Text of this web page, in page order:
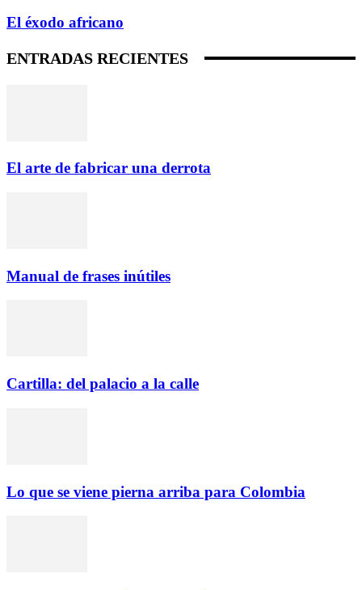
El éxodo africano
ENTRADAS RECIENTES
El arte de fabricar una derrota
Manual de frases inútiles
Cartilla: del palacio a la calle
Lo que se viene pierna arriba para Colombia